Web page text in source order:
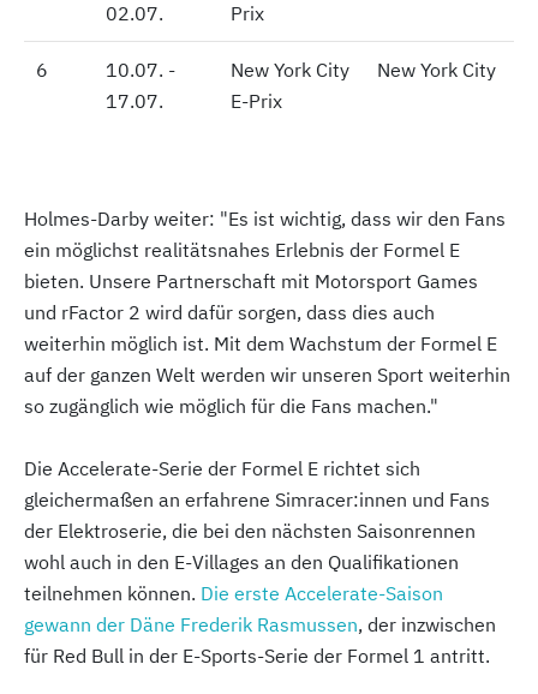
02.07.
Prix
6
10.07. -
17.07.
New York City
E-Prix
New York City
6
Holmes-Darby weiter: "Es ist wichtig, dass wir den Fans
ein möglichst realitätsnahes Erlebnis der Formel E
bieten. Unsere Partnerschaft mit Motorsport Games
und rFactor 2 wird dafür sorgen, dass dies auch
weiterhin möglich ist. Mit dem Wachstum der Formel E
auf der ganzen Welt werden wir unseren Sport weiterhin
so zugänglich wie möglich für die Fans machen."
Die Accelerate-Serie der Formel E richtet sich
gleichermaßen an erfahrene Simracer:innen und Fans
der Elektroserie, die bei den nächsten Saisonrennen
wohl auch in den E-Villages an den Qualifikationen
teilnehmen können. Die erste Accelerate-Saison
gewann der Däne Frederik Rasmussen, der inzwischen
für Red Bull in der E-Sports-Serie der Formel 1 antritt.